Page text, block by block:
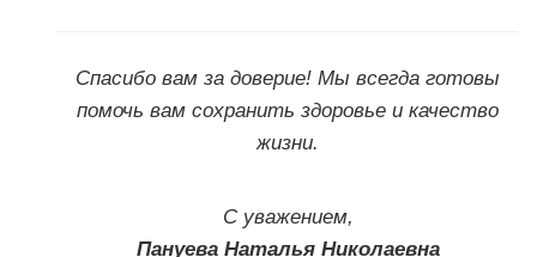
Спасибо вам за доверие! Мы всегда готовы
помочь вам сохранить здоровье и качество
жизни.
С уважением,
Пануева Наталья Николаевна